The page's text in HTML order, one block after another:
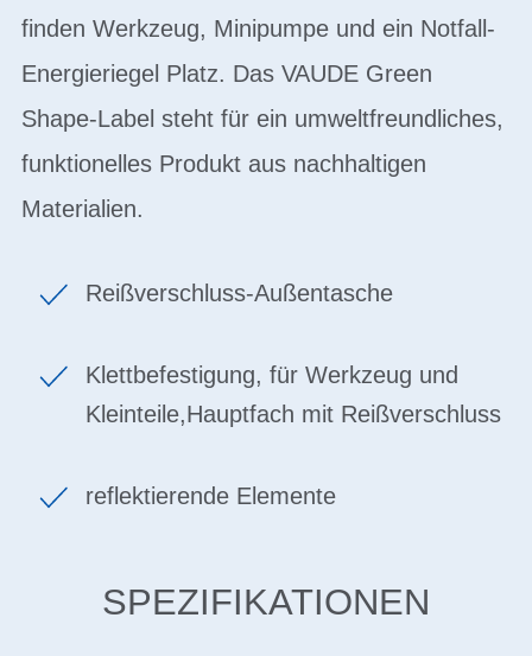
finden Werkzeug, Minipumpe und ein Notfall-
Energieriegel Platz. Das VAUDE Green
Shape-Label steht für ein umweltfreundliches,
funktionelles Produkt aus nachhaltigen
Materialien.
Reißverschluss-Außentasche
Klettbefestigung, für Werkzeug und
Kleinteile,Hauptfach mit Reißverschluss
reflektierende Elemente
SPEZIFIKATIONEN